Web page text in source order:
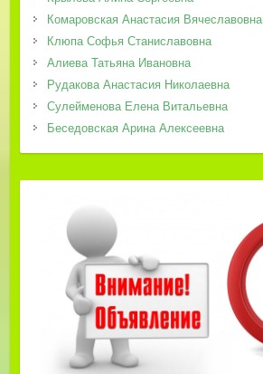
Комаровская Анастасия Вячеславовна
Клюпа Софья Станиславовна
Алиева Татьяна Ивановна
Рудакова Анастасия Николаевна
Сулейменова Елена Витальевна
Беседовская Арина Алексеевна